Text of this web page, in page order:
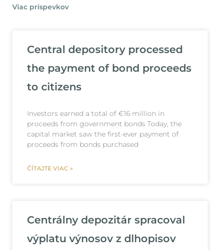
Viac príspevkov
Central depository processed
the payment of bond proceeds
to citizens
Investors earned a total of €16 million in
proceeds from government bonds Today, the
capital market saw the first-ever payment of
proceeds from bonds purchased
ČÍTAJTE VIAC »
Centrálny depozitár spracoval
výplatu výnosov z dlhopisov